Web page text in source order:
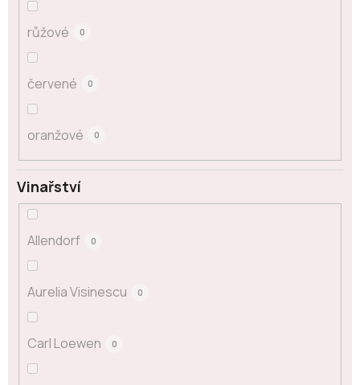
růžové 0
červené 0
oranžové 0
Vinařství
Allendorf 0
Aurelia Visinescu 0
Carl Loewen 0